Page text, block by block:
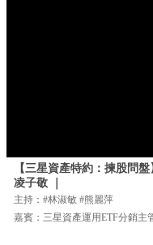
【三星資產特約：揀股問
凌子敬 ｜
主持：#林淑敏 #熊麗萍
嘉賓：三星資產運用ETF分銷主